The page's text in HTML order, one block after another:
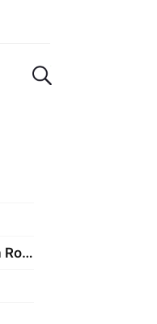
Поиск по сайту
Подтверждение возраста Roblox